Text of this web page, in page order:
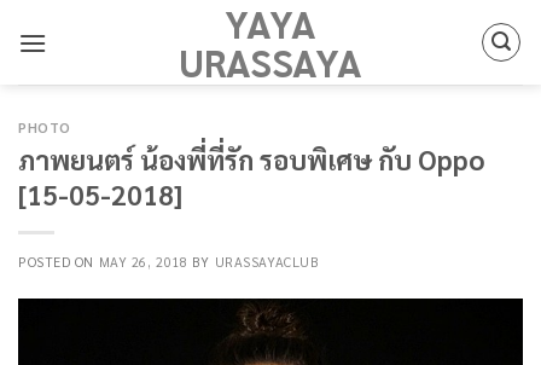
YAYA
URASSAYA
PHOTO
ภาพยนตร์ น้องพี่ที่รัก รอบพิเศษ กับ Oppo
[15-05-2018]
POSTED ON MAY 26, 2018 BY URASSAYACLUB